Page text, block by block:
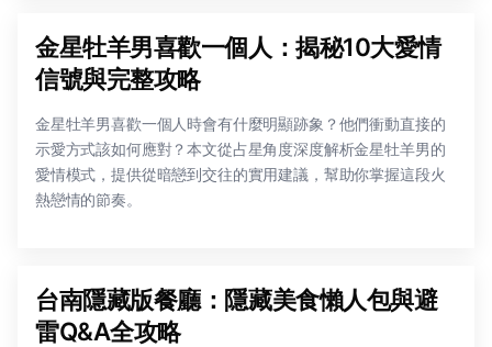
金星牡羊男喜歡一個人：揭秘10大愛情
信號與完整攻略
金星牡羊男喜歡一個人時會有什麼明顯跡象？他們衝動直接的
示愛方式該如何應對？本文從占星角度深度解析金星牡羊男的
愛情模式，提供從暗戀到交往的實用建議，幫助你掌握這段火
熱戀情的節奏。
台南隱藏版餐廳：隱藏美食懶人包與避
雷Q&A全攻略